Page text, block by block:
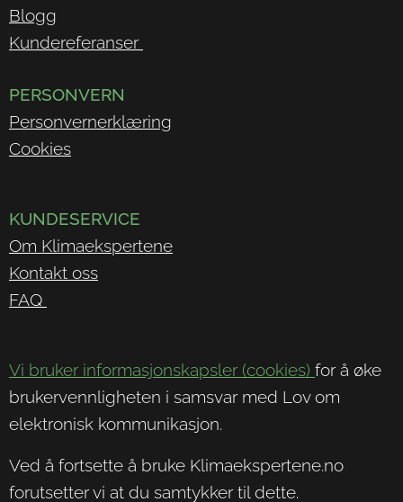
Blogg
Kundereferanser
PERSONVERN
Personvernerklæring
Cookies
KUNDESERVICE
Om Klimaekspertene
Kontakt oss
FAQ
Vi bruker informasjonskapsler (cookies) for å øke
brukervennligheten i samsvar med Lov om
elektronisk kommunikasjon.
Ved å fortsette å bruke Klimaekspertene.no
forutsetter vi at du samtykker til dette.